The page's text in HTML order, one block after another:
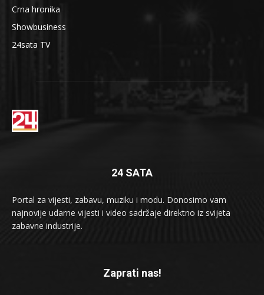
Crna hronika
Showbusiness
24sata TV
24 SATA
Portal za vijesti, zabavu, muziku i modu. Donosimo vam
najnovije udarne vijesti i video sadržaje direktno iz svijeta
zabavne industrije.
Zaprati nas!